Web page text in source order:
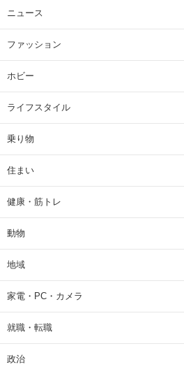
ニュース
ファッション
ホビー
ライフスタイル
乗り物
住まい
健康・筋トレ
動物
地域
家電・PC・カメラ
就職・転職
政治